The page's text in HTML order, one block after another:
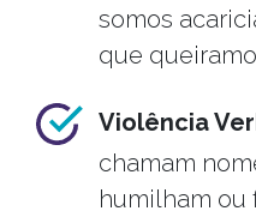
somos
que
Violência
chamam
humilham ou